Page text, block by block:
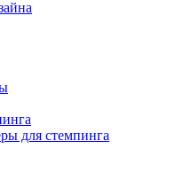
для стемпинга